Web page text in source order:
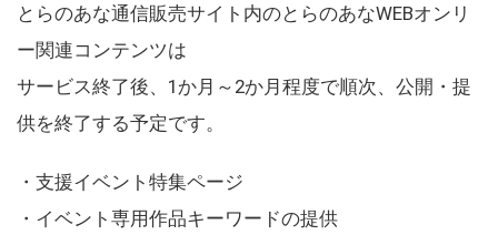
とらのあな通信販売サイト内のとらのあなWEBオンリ
ー関連コンテンツは
サービス終了後、1か月～2か月程度で順次、公開・提
供を終了する予定です。
・支援イベント特集ページ
・イベント専用作品キーワードの提供